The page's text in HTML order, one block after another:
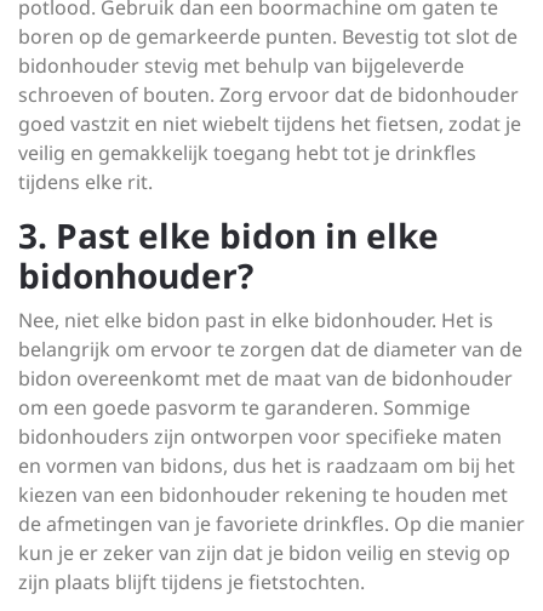
potlood. Gebruik dan een boormachine om gaten te
boren op de gemarkeerde punten. Bevestig tot slot de
bidonhouder stevig met behulp van bijgeleverde
schroeven of bouten. Zorg ervoor dat de bidonhouder
goed vastzit en niet wiebelt tijdens het fietsen, zodat je
veilig en gemakkelijk toegang hebt tot je drinkfles
tijdens elke rit.
3. Past elke bidon in elke
bidonhouder?
Nee, niet elke bidon past in elke bidonhouder. Het is
belangrijk om ervoor te zorgen dat de diameter van de
bidon overeenkomt met de maat van de bidonhouder
om een goede pasvorm te garanderen. Sommige
bidonhouders zijn ontworpen voor specifieke maten
en vormen van bidons, dus het is raadzaam om bij het
kiezen van een bidonhouder rekening te houden met
de afmetingen van je favoriete drinkfles. Op die manier
kun je er zeker van zijn dat je bidon veilig en stevig op
zijn plaats blijft tijdens je fietstochten.